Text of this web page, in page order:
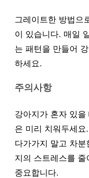
그레이트한 방법으
이 있습니다. 매일
는 패턴을 만들어
하세요.
주의사항
강아지가 혼자 있
은 미리 치워두세
다가가지 말고 차
지의 스트레스를
중요합니다.